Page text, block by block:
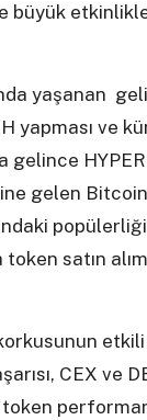
büyük
yaşanan
yapması ve
gelince
gelen
satın
CEX ve
token